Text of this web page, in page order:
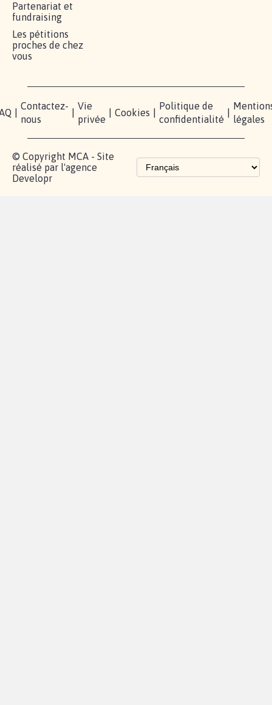
Partenariat et
fundraising
Les pétitions
proches de chez
vous
Contactez-
nous
Vie
privée
Cookies
Politique de
confidentialité
légales
© Copyright MCA - Site
réalisé par l'agence
Developr